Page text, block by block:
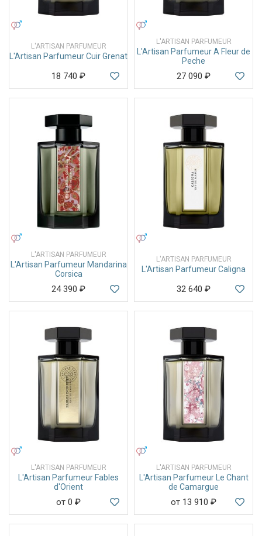
L'ARTISAN PARFUMEUR
L'Artisan Parfumeur Cuir Grenat
18 740 ₽
L'ARTISAN PARFUMEUR
L'Artisan Parfumeur A Fleur de
Peche
27 090 ₽
L'ARTISAN PARFUMEUR
L'Artisan Parfumeur Mandarina
Corsica
24 390 ₽
L'ARTISAN PARFUMEUR
L'Artisan Parfumeur Caligna
32 640 ₽
L'ARTISAN PARFUMEUR
L'Artisan Parfumeur Fables
d'Orient
от 0 ₽
L'ARTISAN PARFUMEUR
L'Artisan Parfumeur Le Chant
de Camargue
от 13 910 ₽